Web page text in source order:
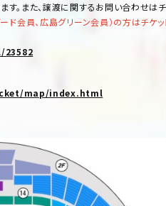
。また、譲渡に関するお問い合わせはチ
会員、広島グリーン会員）の方はチケ
map/index.html